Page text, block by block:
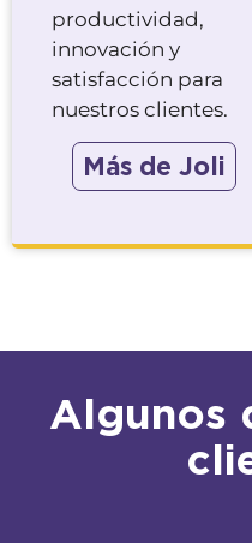
productividad,
innovación y
satisfacción para
nuestros clientes.
Más de Joli
Algunos